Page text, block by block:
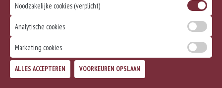
Noodzakelijke cookies (verplicht)
Analytische cookies
Marketing cookies
ALLES ACCEPTEREN VOORKEUREN OPSLAAN